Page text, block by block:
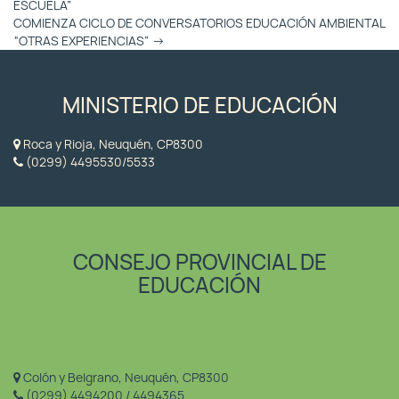
ESCUELA”
COMIENZA CICLO DE CONVERSATORIOS EDUCACIÓN AMBIENTAL
“OTRAS EXPERIENCIAS” →
MINISTERIO DE EDUCACIÓN
Roca y Rioja, Neuquén, CP8300
(0299) 4495530/5533
CONSEJO PROVINCIAL DE
EDUCACIÓN
Colón y Belgrano, Neuquén, CP8300
(0299) 4494200 / 4494365